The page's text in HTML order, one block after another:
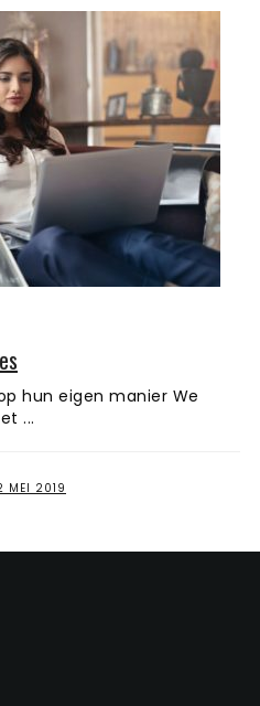
hun eigen manier We
...
MEI 2019